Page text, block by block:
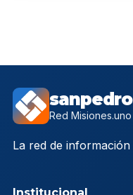
Red Misiones.uno
La red de